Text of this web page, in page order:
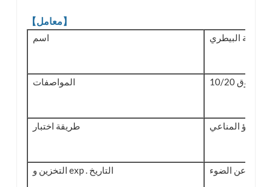
【معامل】
اسم
المواصفات / صندوق
طريقة اختبار التلألؤ المناعي
التخزين و exp . التاريخ